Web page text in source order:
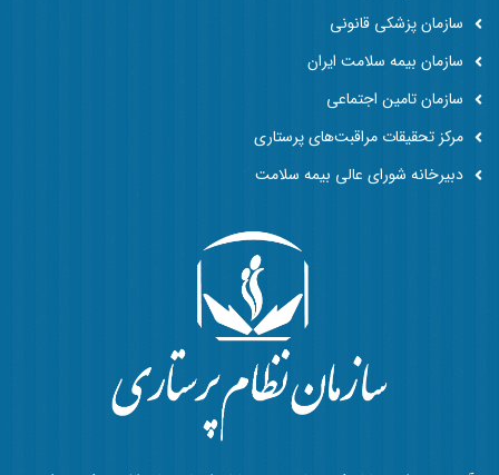
سازمان پزشکی قانونی
سازمان بیمه سلامت ایران
سازمان تامین اجتماعی
مرکز تحقیقات مراقبت‌های پرستاری
دبیرخانه شورای عالی بیمه سلامت